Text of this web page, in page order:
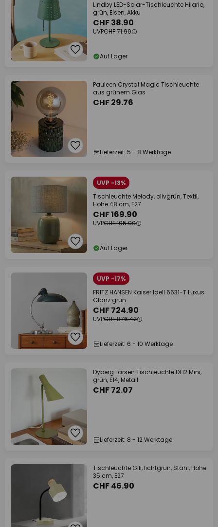
Lindby LED-Solar-Tischleuchte Hilario,
grün, Eisen, Akku
CHF 38.90
UVPCHF 71.90
Auf Lager
Pauleen Crystal Magic Tischleuchte
aus grünem Glas
CHF 29.76
Lieferzeit: 5 - 8 Werktage
UVP -13%
Tischleuchte Melody, olivgrün, Textil,
Höhe 48 cm, E27
CHF 169.90
UVPCHF 195.90
Auf Lager
UVP -17%
FRITZ HANSEN Kaiser Idell 6631-T Luxus
Glanz grün
CHF 724.90
UVPCHF 876.42
Lieferzeit: 6 - 10 Werktage
Dyberg Larsen Tischleuchte DL12 Mini,
grün, E14, Metall
CHF 72.07
Lieferzeit: 8 - 12 Werktage
Tischleuchte Gili, lichtgrün, Stahl, Höhe
35 cm, E27
CHF 46.90